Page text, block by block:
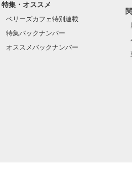
特集・オススメ
ベリーズカフェ特別連載
特集バックナンバー
オススメバックナンバー